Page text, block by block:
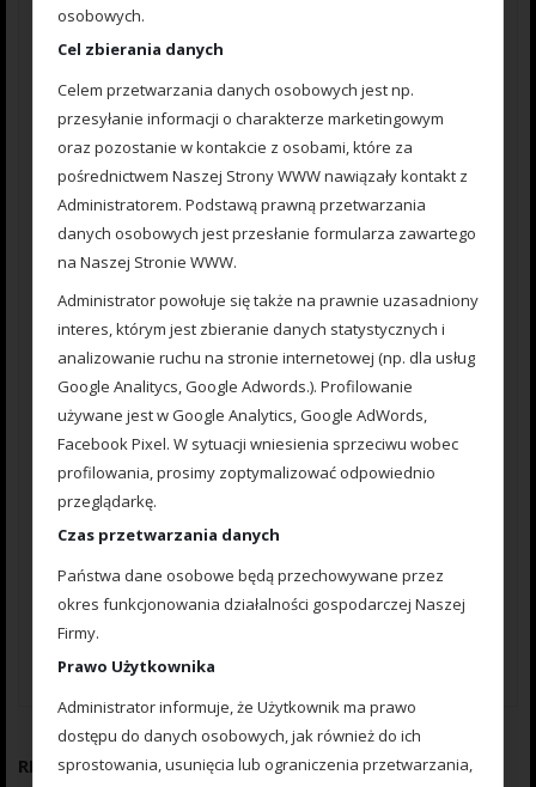
Napisz pierwszą opinię o „Sprężyna z
obciążeniem zielona 80gr.”
Your Rating
Your Review*
Nazwa*
E-mail*
Zapisz moje dane, adres e-mail i witrynę w przeglądarce aby
RELATED PRODUCTS
osobowych.
Cel zbierania danych
Celem przetwarzania danych osobowych jest np.
przesyłanie informacji o charakterze marketingowym
oraz pozostanie w kontakcie z osobami, które za
pośrednictwem Naszej Strony WWW nawiązały kontakt z
Administratorem. Podstawą prawną przetwarzania
danych osobowych jest przesłanie formularza zawartego
na Naszej Stronie WWW.
Administrator powołuje się także na prawnie uzasadniony
interes, którym jest zbieranie danych statystycznych i
analizowanie ruchu na stronie internetowej (np. dla usług
Google Analitycs, Google Adwords.). Profilowanie
używane jest w Google Analytics, Google AdWords,
Facebook Pixel. W sytuacji wniesienia sprzeciwu wobec
profilowania, prosimy zoptymalizować odpowiednio
przeglądarkę.
Czas przetwarzania danych
Państwa dane osobowe będą przechowywane przez
okres funkcjonowania działalności gospodarczej Naszej
Firmy.
Prawo Użytkownika
Administrator informuje, że Użytkownik ma prawo
dostępu do danych osobowych, jak również do ich
sprostowania, usunięcia lub ograniczenia przetwarzania,